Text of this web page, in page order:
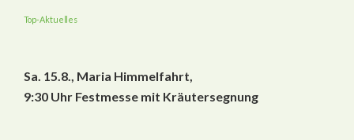
Top-Aktuelles
Sa. 15.8., Maria Himmelfahrt,
9:30 Uhr Festmesse mit Kräutersegnung